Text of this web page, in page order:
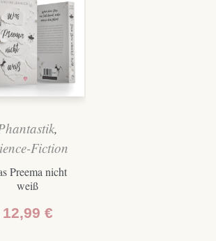
,
Fiction
Preema nicht
weiß
12,99 €